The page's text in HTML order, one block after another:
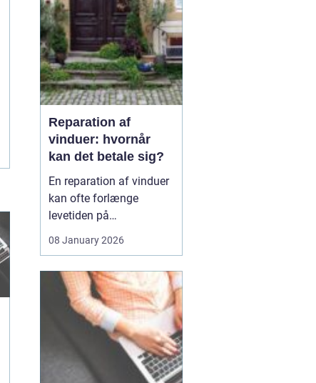
Her kan en erfaren10
January 2026
Reparation af
vinduer: hvornår
kan det betale sig?
En reparation af vinduer
kan ofte forlænge
levetiden på
glas med mange år. For
valget mellem at
reparere eller udskifte
hele vinduet, og
beslutningen har både
08 January 2026